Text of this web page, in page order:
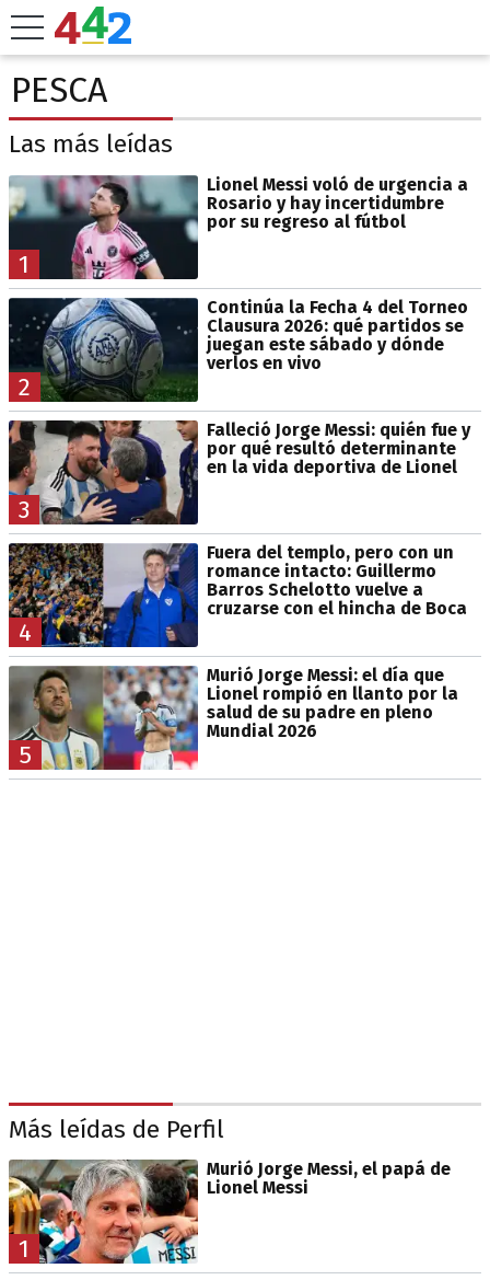
PESCA
Las más leídas
1
Lionel Messi voló de urgencia a
Rosario y hay incertidumbre
por su regreso al fútbol
2
Continúa la Fecha 4 del Torneo
Clausura 2026: qué partidos se
juegan este sábado y dónde
verlos en vivo
3
Falleció Jorge Messi: quién fue y
por qué resultó determinante
en la vida deportiva de Lionel
4
Fuera del templo, pero con un
romance intacto: Guillermo
Barros Schelotto vuelve a
cruzarse con el hincha de Boca
5
Murió Jorge Messi: el día que
Lionel rompió en llanto por la
salud de su padre en pleno
Mundial 2026
Más leídas de Perfil
1
Murió Jorge Messi, el papá de
Lionel Messi